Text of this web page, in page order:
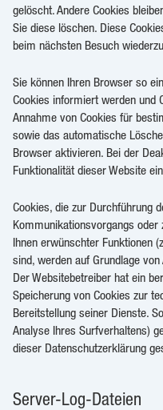
gelöscht. Andere Cookies
Sie diese löschen. Diese
beim nächsten Besuch
Sie können Ihren Browser so
Cookies informiert werden und
Annahme von Cookies für
sowie das automatische
Browser aktivieren. Bei der
Funktionalität dieser Website
Cookies, die zur Durchführung
Kommunikationsvorgangs
Ihnen erwünschter Funktionen
sind, werden auf Grundlage
Der Websitebetreiber hat ein
Speicherung von Cookies zur
Bereitstellung seiner Dienste.
Analyse Ihres Surfverhaltens)
dieser Datenschutzerklärung
Server-Log-Dateien